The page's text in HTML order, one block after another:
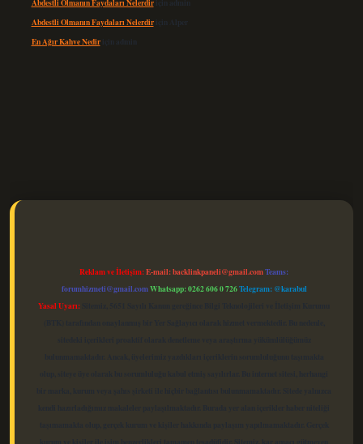
Abdestli Olmanın Faydaları Nelerdiriçin admin
Abdestli Olmanın Faydaları Nelerdiriçin Alper
En Ağır Kahve Nediriçin admin
Reklam ve İletişim:E-mail:backlinkpaneli@gmail.comTeams:
forumhizmeti@gmail.comWhatsapp: 0262 606 0 726Telegram: @karabul
Yasal Uyarı: